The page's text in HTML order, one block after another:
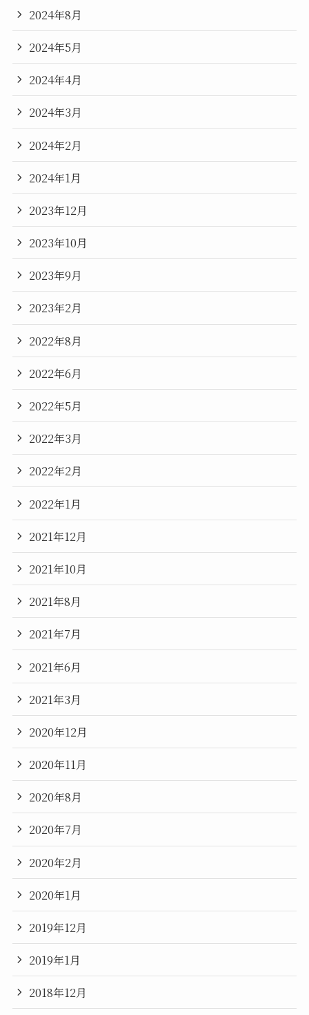
2024年8月
2024年5月
2024年4月
2024年3月
2024年2月
2024年1月
2023年12月
2023年10月
2023年9月
2023年2月
2022年8月
2022年6月
2022年5月
2022年3月
2022年2月
2022年1月
2021年12月
2021年10月
2021年8月
2021年7月
2021年6月
2021年3月
2020年12月
2020年11月
2020年8月
2020年7月
2020年2月
2020年1月
2019年12月
2019年1月
2018年12月